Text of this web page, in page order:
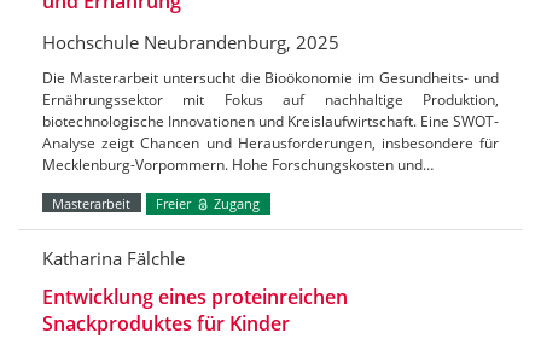
Hochschule Neubrandenburg, 2025
Die Masterarbeit untersucht die Bioökonomie im Gesundheits- und
Ernährungssektor mit Fokus auf nachhaltige Produktion,
biotechnologische Innovationen und Kreislaufwirtschaft. Eine SWOT-
Analyse zeigt Chancen und Herausforderungen, insbesondere für
Mecklenburg-Vorpommern. Hohe Forschungskosten und…
Masterarbeit Freier Zugang
Katharina Fälchle
Entwicklung eines proteinreichen
Snackproduktes für Kinder